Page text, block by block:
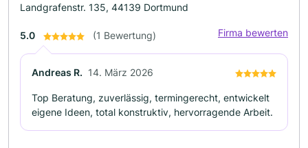
Landgrafenstr. 135, 44139 Dortmund
5.0 (1 Bewertung) Firma bewerten
Andreas R. 14. März 2026
Top Beratung, zuverlässig, termingerecht, entwickelt
eigene Ideen, total konstruktiv, hervorragende Arbeit.